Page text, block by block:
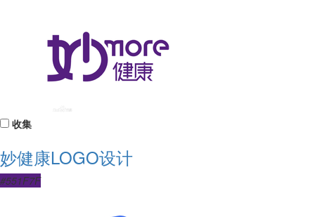
收集
妙健康LOGO设计
#551F7F